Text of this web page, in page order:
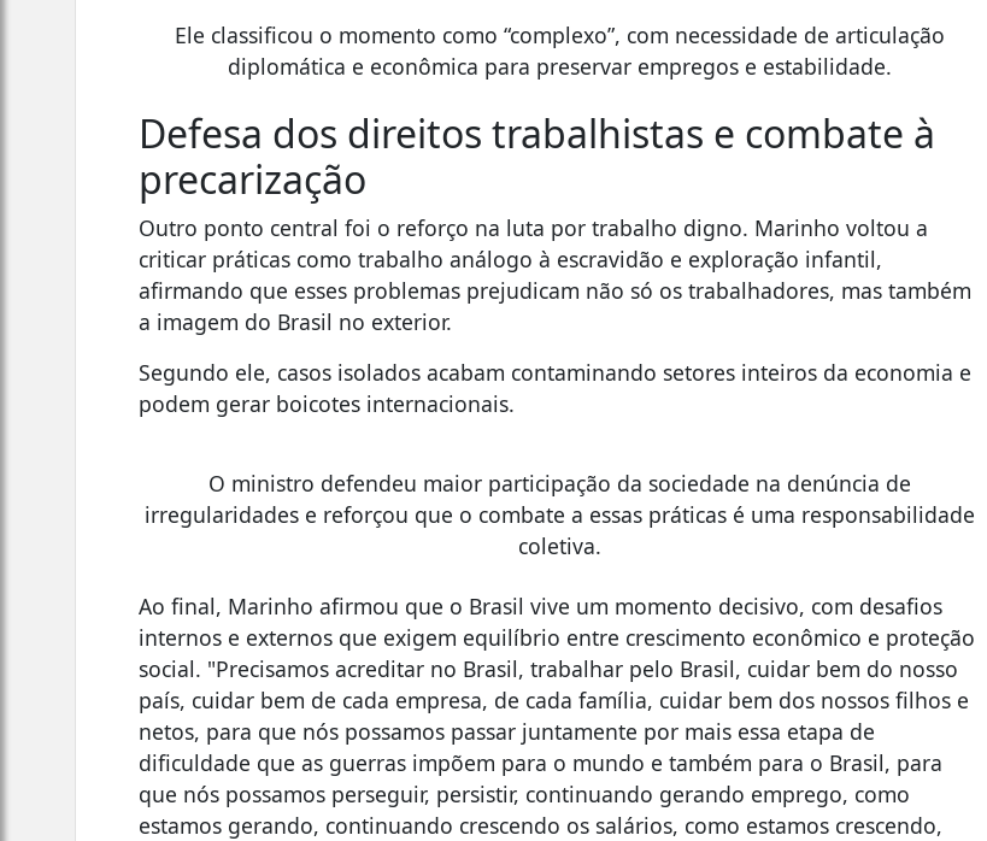
Ele classificou o momento como “complexo”, com necessidade de articulação
diplomática e econômica para preservar empregos e estabilidade.
Defesa dos direitos trabalhistas e combate à
precarização
Outro ponto central foi o reforço na luta por trabalho digno. Marinho voltou a
criticar práticas como trabalho análogo à escravidão e exploração infantil,
afirmando que esses problemas prejudicam não só os trabalhadores, mas também
a imagem do Brasil no exterior.
Segundo ele, casos isolados acabam contaminando setores inteiros da economia e
podem gerar boicotes internacionais.
O ministro defendeu maior participação da sociedade na denúncia de
irregularidades e reforçou que o combate a essas práticas é uma responsabilidade
coletiva.
Ao final, Marinho afirmou que o Brasil vive um momento decisivo, com desafios
internos e externos que exigem equilíbrio entre crescimento econômico e proteção
social. "Precisamos acreditar no Brasil, trabalhar pelo Brasil, cuidar bem do nosso
país, cuidar bem de cada empresa, de cada família, cuidar bem dos nossos filhos e
netos, para que nós possamos passar juntamente por mais essa etapa de
dificuldade que as guerras impõem para o mundo e também para o Brasil, para
que nós possamos perseguir, persistir, continuando gerando emprego, como
estamos gerando, continuando crescendo os salários, como estamos crescendo,